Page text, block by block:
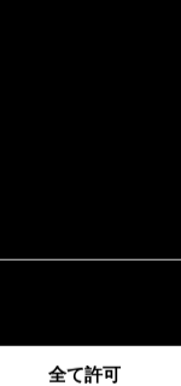
全て許可
&
de